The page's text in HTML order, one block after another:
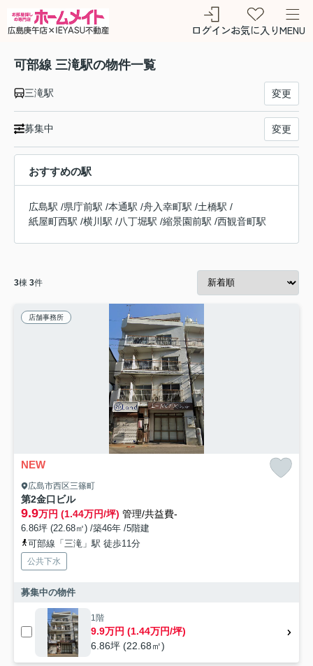
ログインお気に入りMENU
可部線 三滝駅の物件一覧
三滝駅 変更
募集中 変更
おすすめの駅
広島駅 /県庁前駅 /本通駅 /舟入幸町駅 /土橋駅 /
紙屋町西駅 /横川駅 /八丁堀駅 /縮景園前駅 /西観音町駅
3棟 3件
店舗事務所
NEW
広島市西区三篠町
第2金口ビル
9.9万円 (1.44万円/坪) 管理/共益費-
6.86坪 (22.68㎡) /築46年 /5階建
可部線「三滝」駅 徒歩11分
公共下水
募集中の物件
1階
9.9万円 (1.44万円/坪)
6.86坪 (22.68㎡)